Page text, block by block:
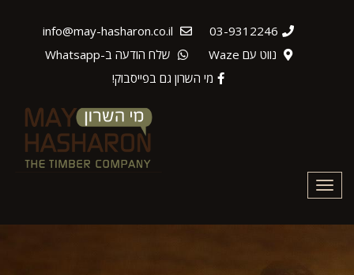
03-9312246
info@may-hasharon.co.il
נווט עם Waze
שלח הודעה ב-Whatsapp
מי השרון גם בפייסבוק!
Toggle